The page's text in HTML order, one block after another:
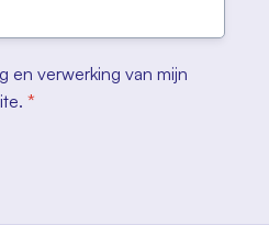
en verwerking van mijn
*